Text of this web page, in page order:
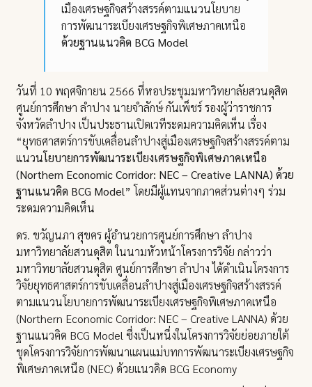
เมืองเศรษฐกิจสร้างสรรค์ตามแนวนโยบาย
การพัฒนาระเบียงเศรษฐกิจพิเศษภาคเหนือ
ด้วยฐานแนวคิด BCG Model
วันที่ 10 พฤศจิกายน 2566 ที่หอประชุมมหาวิทยาลัยสวนดุสิต
ศูนย์การศึกษา ลำปาง นายจำลักษ์ กันเพ็ชร์ รองผู้ว่าราชการ
จังหวัดลำปาง เป็นประธานเปิดเวทีระดมความคิดเห็น เรื่อง
“ยุทธศาสตร์การขับเคลื่อนลำปางสู่เมืองเศรษฐกิจสร้างสรรค์ตาม
แนวนโยบายการพัฒนาระเบียงเศรษฐกิจพิเศษภาคเหนือ
(Northern Economic Corridor: NEC – Creative LANNA) ด้วย
ฐานแนวคิด BCG Model” โดยมีผู้แทนจากภาคส่วนต่างๆ ร่วม
ระดมความคิดเห็น
ดร. ขวัญนภา สุขคร ผู้อำนวยการศูนย์การศึกษา ลำปาง
มหาวิทยาลัยสวนดุสิต ในนามหัวหน้าโครงการวิจัย กล่าวว่า
มหาวิทยาลัยสวนดุสิต ศูนย์การศึกษา ลำปาง ได้ดำเนินโครงการ
วิจัยยุทธศาสตร์การขับเคลื่อนลำปางสู่เมืองเศรษฐกิจสร้างสรรค์
ตามแนวนโยบายการพัฒนาระเบียงเศรษฐกิจพิเศษภาคเหนือ
(Northern Economic Corridor: NEC – Creative LANNA) ด้วย
ฐานแนวคิด BCG Model ซึ่งเป็นหนึ่งในโครงการวิจัยย่อยภายใต้
ชุดโครงการวิจัยการพัฒนาแผนแม่บทการพัฒนาระเบียงเศรษฐกิจ
พิเศษภาคเหนือ (NEC) ด้วยแนวคิด BCG Economy